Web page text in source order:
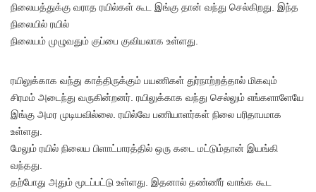
நிலையத்துக்கு வராத ரயில்கள் கூட இங்கு தான் வந்து செல்கிறது. இந்த
நிலையில் ரயில்
நிலையம் முழுவதும் குப்பை குவியலாக உள்ளது.
ரயிலுக்காக வந்து காத்திருக்கும் பயணிகள் துர்நாற்றத்தால் மிகவும்
சிரமம் அடைந்து வருகின்றனர். ரயிலுக்காக வந்து செல்லும் எங்களாளேயே
இங்கு அமர முடியவில்லை. ரயில்வே பணியாளர்கள் நிலை பரிதாபமாக
உள்ளது.
மேலும் ரயில் நிலைய பிளாட்பாரத்தில் ஒரு கடை மட்டும்தான் இயங்கி
வந்தது.
தற்போது அதும் மூடப்பட்டு உள்ளது. இதனால் தண்ணீர் வாங்க கூட